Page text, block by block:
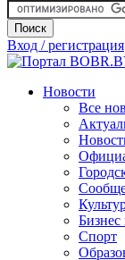
Поиск
Вход / регистрация
Новости
Все
Бизнес
Спорт